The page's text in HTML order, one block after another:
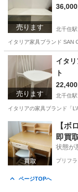
売ります
36,000
北千住駅
イタリア家具ブランド SAN
東京 足立区 北千
売ります
イタ
ト
22,400
北千住駅
イタリアの家具ブランド「
東京 足立区 北千
【ボ
即買
状態が
プリフラ
ページTOPへ